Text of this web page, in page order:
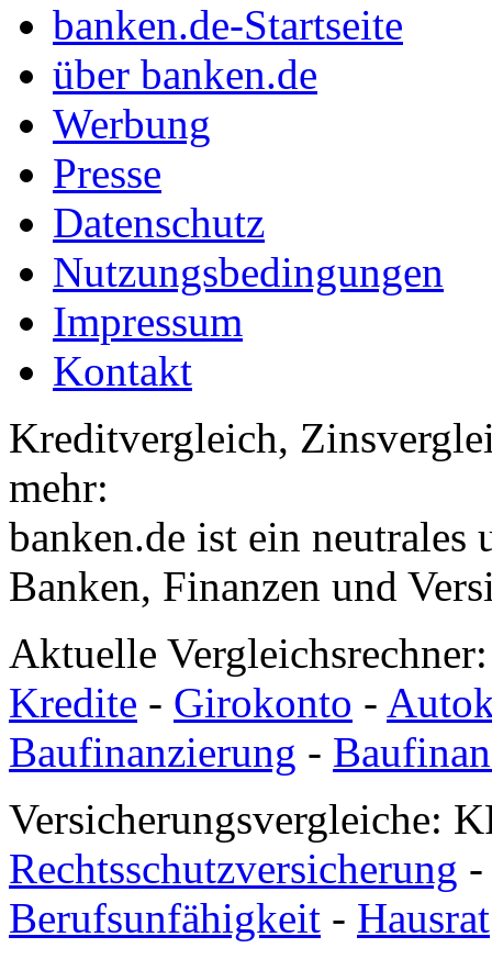
banken.de-Startseite
über banken.de
Werbung
Presse
Datenschutz
Nutzungsbedingungen
Impressum
Kontakt
Kreditvergleich,
mehr:
banken.de ist ein neutrales
Banken, Finanzen und
Aktuelle
Kredite - Girokonto -
Baufinanzierung -
Versicherungsvergleiche:
Rechtsschutzversicherung
Berufsunfähigkeit - Hausrat